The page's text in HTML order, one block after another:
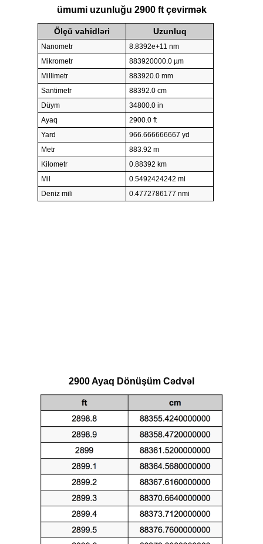
ümumi uzunluğu 2900 ft çevirmək
Ölçü vahidləri Uzunluq
Nanometr
8.8392e+11 nm
Mikrometr
883920000.0 µm
Millimetr
883920.0 mm
Santimetr
88392.0 cm
Düym
34800.0 in
Ayaq
2900.0 ft
Yard
966.666666667 yd
Metr
883.92 m
Kilometr
0.88392 km
Mil
0.5492424242 mi
Deniz mili
0.4772786177 nmi
2900 Ayaq Dönüşüm Cədvəl